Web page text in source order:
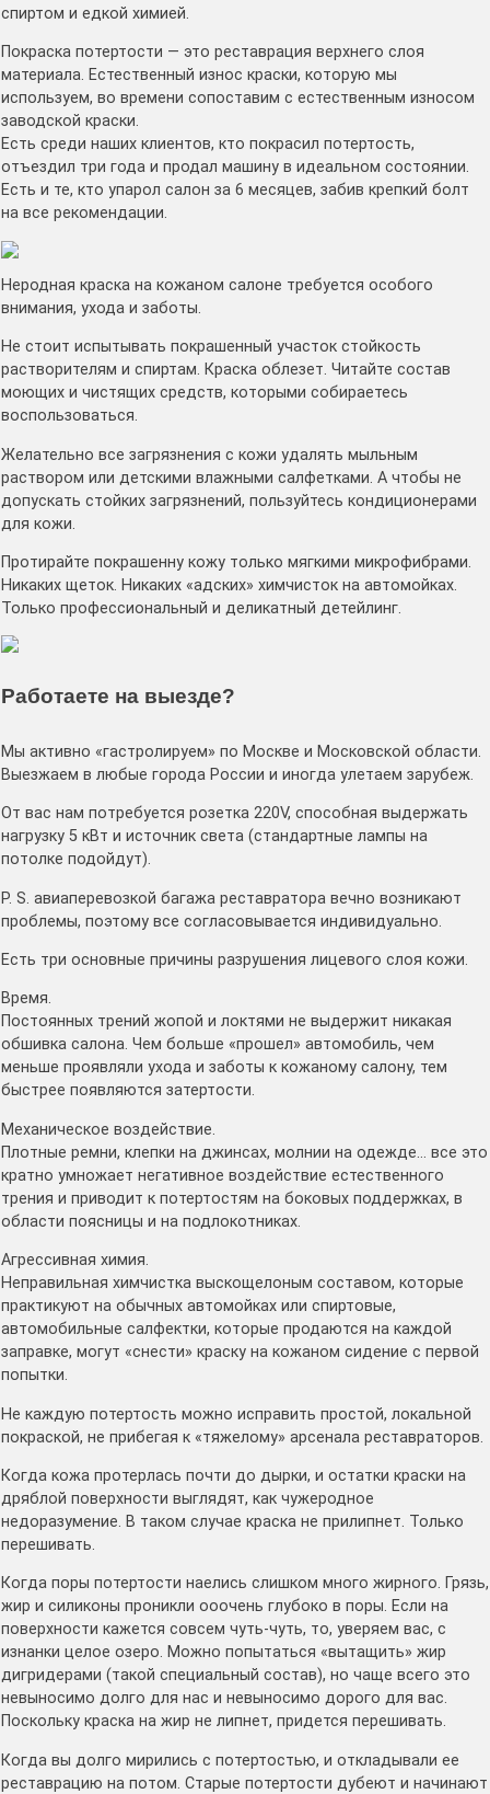
спиртом и едкой химией.
Покраска потертости — это реставрация верхнего слоя
материала. Естественный износ краски, которую мы
используем, во времени сопоставим с естественным износом
заводской краски.
Есть среди наших клиентов, кто покрасил потертость,
отъездил три года и продал машину в идеальном состоянии.
Есть и те, кто упарол салон за 6 месяцев, забив крепкий болт
на все рекомендации.
Неродная краска на кожаном салоне требуется особого
внимания, ухода и заботы.
Не стоит испытывать покрашенный участок стойкость
растворителям и спиртам. Краска облезет. Читайте состав
моющих и чистящих средств, которыми собираетесь
воспользоваться.
Желательно все загрязнения с кожи удалять мыльным
раствором или детскими влажными салфетками. А чтобы не
допускать стойких загрязнений, пользуйтесь кондиционерами
для кожи.
Протирайте покрашенну кожу только мягкими микрофибрами.
Никаких щеток. Никаких «адских» химчисток на автомойках.
Только профессиональный и деликатный детейлинг.
Работаете на выезде?
Мы активно «гастролируем» по Москве и Московской области.
Выезжаем в любые города России и иногда улетаем зарубеж.
От вас нам потребуется розетка 220V, способная выдержать
нагрузку 5 кВт и источник света (стандартные лампы на
потолке подойдут).
P. S. авиаперевозкой багажа реставратора вечно возникают
проблемы, поэтому все согласовывается индивидуально.
Есть три основные причины разрушения лицевого слоя кожи.
Время.
Постоянных трений жопой и локтями не выдержит никакая
обшивка салона. Чем больше «прошел» автомобиль, чем
меньше проявляли ухода и заботы к кожаному салону, тем
быстрее появляются затертости.
Механическое воздействие.
Плотные ремни, клепки на джинсах, молнии на одежде… все это
кратно умножает негативное воздействие естественного
трения и приводит к потертостям на боковых поддержках, в
области поясницы и на подлокотниках.
Агрессивная химия.
Неправильная химчистка выскощелоным составом, которые
практикуют на обычных автомойках или спиртовые,
автомобильные салфектки, которые продаются на каждой
заправке, могут «снести» краску на кожаном сидение с первой
попытки.
Не каждую потертость можно исправить простой, локальной
покраской, не прибегая к «тяжелому» арсенала реставраторов.
Когда кожа протерлась почти до дырки, и остатки краски на
дряблой поверхности выглядят, как чужеродное
недоразумение. В таком случае краска не прилипнет. Только
перешивать.
Когда поры потертости наелись слишком много жирного. Грязь,
жир и силиконы проникли ооочень глубоко в поры. Если на
поверхности кажется совсем чуть-чуть, то, уверяем вас, с
изнанки целое озеро. Можно попытаться «вытащить» жир
дигридерами (такой специальный состав), но чаще всего это
невыносимо долго для нас и невыносимо дорого для вас.
Поскольку краска на жир не липнет, придется перешивать.
Когда вы долго мирились с потертостью, и откладывали ее
реставрацию на потом. Старые потертости дубеют и начинают